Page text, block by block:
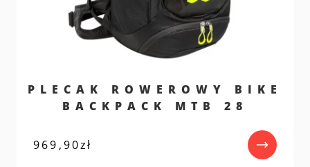
PLECAK ROWEROWY BIKE
BACKPACK MTB 28
969,90zł